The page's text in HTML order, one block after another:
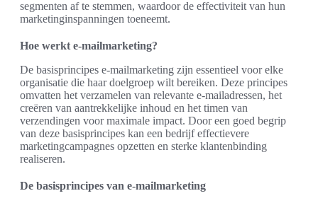
segmenten af te stemmen, waardoor de effectiviteit van hun
marketinginspanningen toeneemt.
Hoe werkt e-mailmarketing?
De basisprincipes e-mailmarketing zijn essentieel voor elke
organisatie die haar doelgroep wilt bereiken. Deze principes
omvatten het verzamelen van relevante e-mailadressen, het
creëren van aantrekkelijke inhoud en het timen van
verzendingen voor maximale impact. Door een goed begrip
van deze basisprincipes kan een bedrijf effectievere
marketingcampagnes opzetten en sterke klantenbinding
realiseren.
De basisprincipes van e-mailmarketing